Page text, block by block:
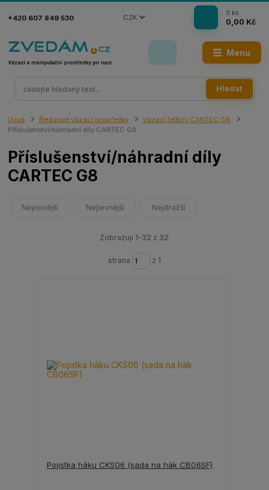
Menu
CZK
Hledat
+420 607 849 530
0 ks
0,00 Kč
Úvod Řetězové vázací prostředky
Vázací řetězy CARTEC G8
Příslušenství/náhradní díly CARTEC G8
Příslušenství/náhradní díly
CARTEC G8
Nejnovější Nejlevnější Nejdražší
Zobrazuji 1-32 z 32
strana z 1
Pojistka háku CKS06 (sada na hák CB06SF)